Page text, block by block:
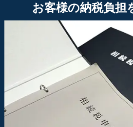
お客様の納税負担